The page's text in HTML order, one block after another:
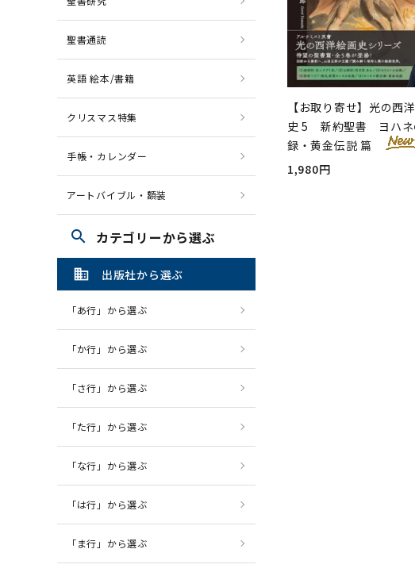
【お取り寄せ】光の西
史 5 新約聖書 ヨハネ
録・黄金伝説 篇
1,980円
聖書通読
英語 絵本/書籍
クリスマス特集
手帳・カレンダー
アートバイブル・額装
search カテゴリーから選ぶ
domain 出版社から選ぶ
「あ行」から選ぶ
「か行」から選ぶ
「さ行」から選ぶ
「た行」から選ぶ
「な行」から選ぶ
「は行」から選ぶ
「ま行」から選ぶ